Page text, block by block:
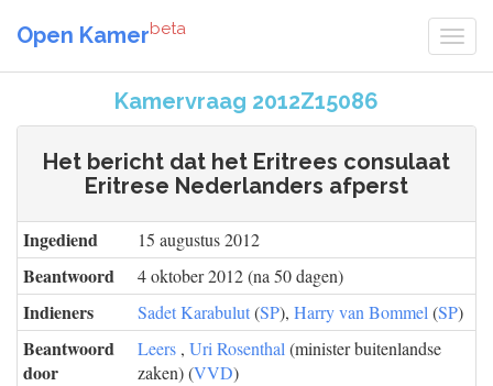
Open Kamerbeta
Kamervraag 2012Z15086
Het bericht dat het Eritrees consulaat
Eritrese Nederlanders afperst
Ingediend 15 augustus 2012
Beantwoord 4 oktober 2012 (na 50 dagen)
Indieners Sadet Karabulut(SP), Harry van Bommel (SP)
Beantwoord
door
Leers , Uri Rosenthal (minister buitenlandse
zaken) (VVD)